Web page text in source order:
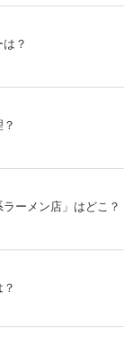
？
ーメン店」はどこ？